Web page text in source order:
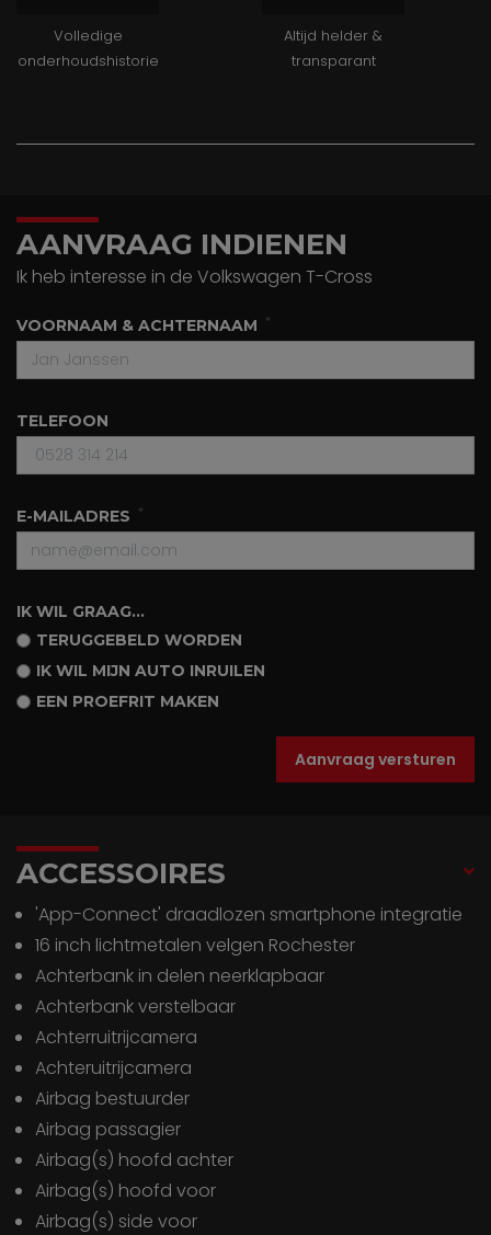
Volledige
onderhoudshistorie
Altijd helder &
transparant
AANVRAAG INDIENEN
Ik heb interesse in de Volkswagen T-Cross
VOORNAAM & ACHTERNAAM
TELEFOON
E-MAILADRES
IK WIL GRAAG...
TERUGGEBELD WORDEN
IK WIL MIJN AUTO INRUILEN
EEN PROEFRIT MAKEN
Aanvraag versturen
ACCESSOIRES
'App-Connect' draadlozen smartphone integratie
16 inch lichtmetalen velgen Rochester
Achterbank in delen neerklapbaar
Achterbank verstelbaar
Achterruitrijcamera
Achteruitrijcamera
Airbag bestuurder
Airbag passagier
Airbag(s) hoofd achter
Airbag(s) hoofd voor
Airbag(s) side voor